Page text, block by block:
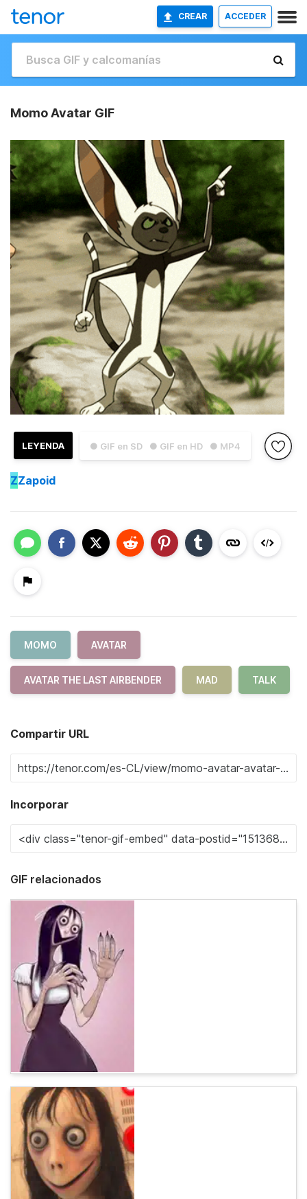
CREAR ACCEDER
Momo Avatar GIF
● GIF en SD ● GIF en HD ● MP4
LEYENDA
ZZapoid
MOMO AVATAR
AVATAR THE LAST AIRBENDER MAD TALK
Compartir URL
Incorporar
GIF relacionados